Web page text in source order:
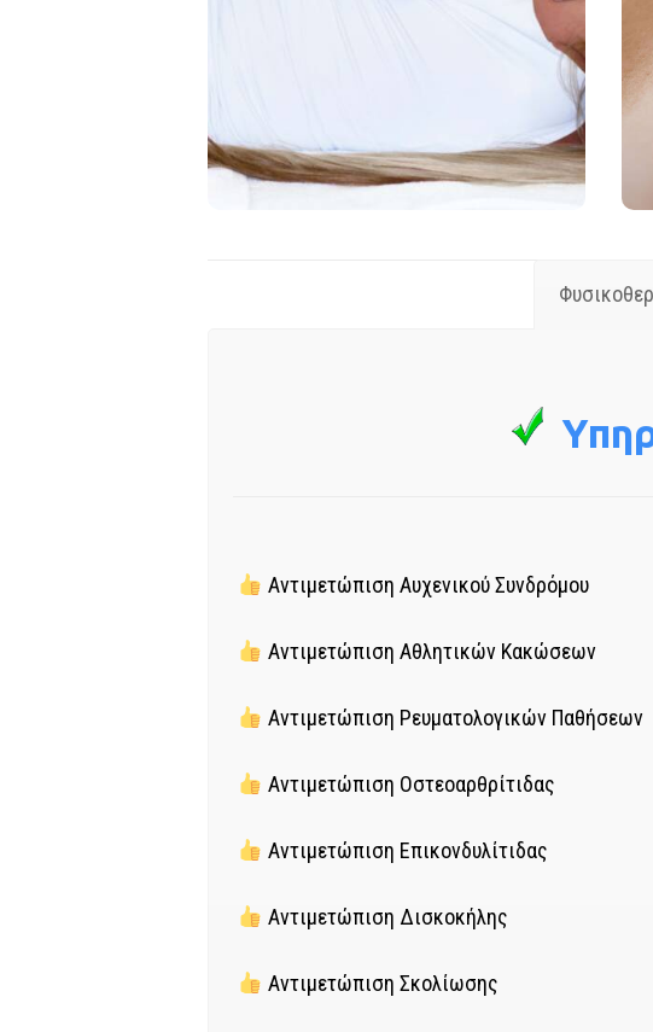
επιστημονικά δεδομένα τα οποία
Αντιμετώπιση Αυχενικού Συνδρόμου
Αντιμετώπιση Αθλητικών Κακώσεων
Αντιμετώπιση Ρευματολογικών Παθήσεων
Αντιμετώπιση Οστεοαρθρίτιδας
Αντιμετώπιση Επικονδυλίτιδας
Αντιμετώπιση Δισκοκήλης
Αντιμετώπιση Σκολίωσης